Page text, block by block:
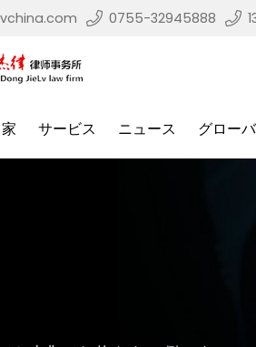
0755-32945888
家 サービス ニュース グロー